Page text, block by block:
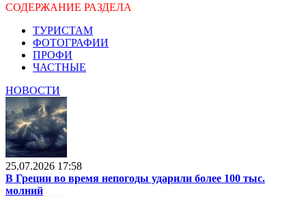
СОДЕРЖАНИЕ РАЗДЕЛА
ТУРИСТАМ
ФОТОГРАФИИ
ПРОФИ
ЧАСТНЫЕ
НОВОСТИ
25.07.2026 17:58
В Греции во время непогоды ударили более 100 тыс.
молний